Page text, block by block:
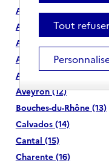
Ardèche (07)
Ardennes (08)
Ariège (09)
Aube (10)
Aude (11)
Aveyron (12)
Bouches-du-Rhône (13)
Calvados (14)
Cantal (15)
Charente (16)
Tout refuser